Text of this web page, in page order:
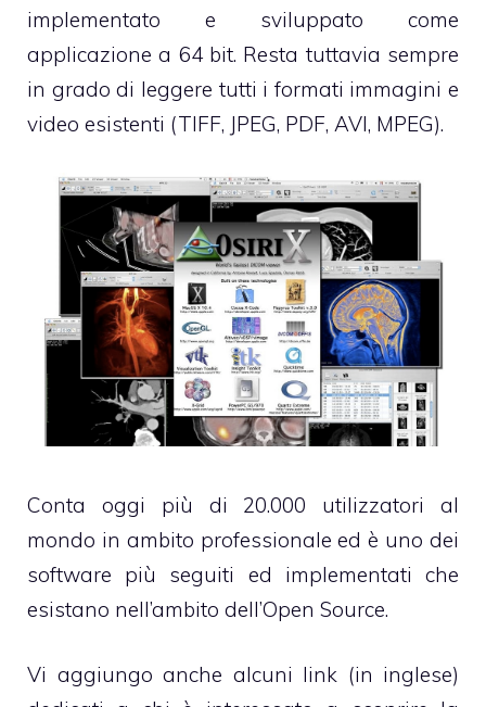
implementato e sviluppato come
applicazione a 64 bit. Resta tuttavia sempre
in grado di leggere tutti i formati immagini e
video esistenti (TIFF, JPEG, PDF, AVI, MPEG).
Conta oggi più di 20.000 utilizzatori al
mondo in ambito professionale ed è uno dei
software più seguiti ed implementati che
esistano nell’ambito dell’Open Source.
Vi aggiungo anche alcuni link (in inglese)